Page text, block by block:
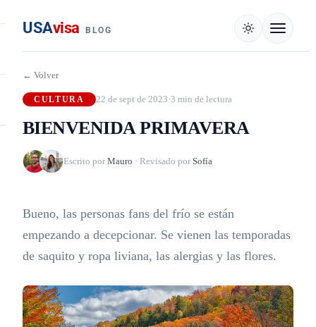
USAvisa BLOG
← Volver
CULTURA 22 de sept de 2023·3 min de lectura
BIENVENIDA PRIMAVERA
Escrito por Mauro · Revisado por Sofía
Bueno, las personas fans del frío se están
empezando a decepcionar. Se vienen las temporadas
de saquito y ropa liviana, las alergias y las flores.